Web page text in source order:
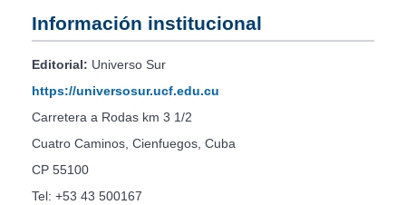
Información institucional
Editorial: Universo Sur
https://universosur.ucf.edu.cu
Carretera a Rodas km 3 1/2
Cuatro Caminos, Cienfuegos, Cuba
CP 55100
Tel: +53 43 500167